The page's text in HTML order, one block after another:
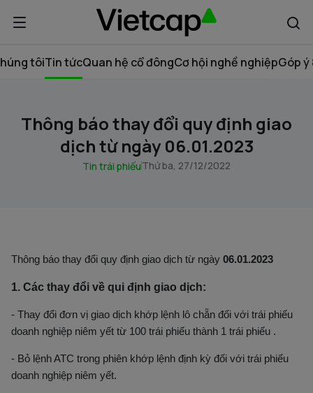
tôiTin tứcQuan hệ cổ đôngCơ hội nghề nghiệpGóp ý
Thông báo thay đổi quy định giao
dịch từ ngày 06.01.2023
Tin trái phiếuThứ ba, 27/12/2022
Thông báo thay đổi quy định giao dịch từ ngày 06.01.2023
1. Các thay đổi về qui định giao dịch:
- Thay đổi đơn vị giao dịch khớp lệnh lô chẵn đối với trái phiếu
doanh nghiệp niêm yết từ 100 trái phiếu thành 1 trái phiếu .
- Bỏ lệnh ATC trong phiên khớp lệnh định kỳ đối với trái phiếu
doanh nghiệp niêm yết.